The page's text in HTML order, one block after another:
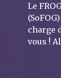
Le
charge
vous !